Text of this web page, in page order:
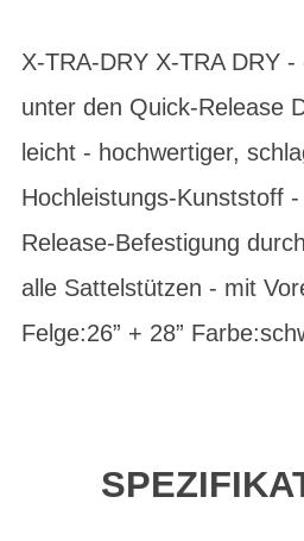
X-TRA-DRY X-TRA DRY -
unter den Quick-Release
leicht - hochwertiger,
Hochleistungs-Kunststoff
Release-Befestigung
alle Sattelstützen - mit
Felge:26” + 28”